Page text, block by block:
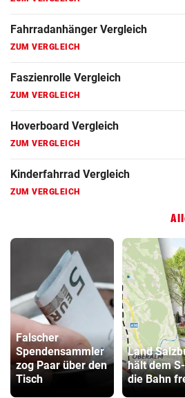
Fahrradanhänger Vergleich
ZUM VERGLEICH
Faszienrolle Vergleich
ZUM VERGLEICH
Hoverboard Vergleich
ZUM VERGLEICH
Kinderfahrrad Vergleich
ZUM VERGLEICH
Falscher
Spendensammler
zog Paar über den
Tisch
Land
hält dem
die Bahn